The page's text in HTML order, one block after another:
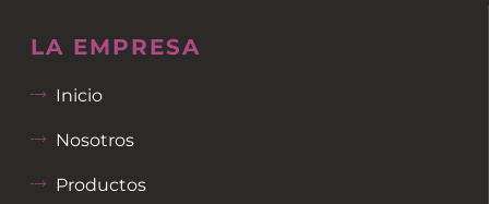
LA EMPRESA
Inicio
Nosotros
Productos